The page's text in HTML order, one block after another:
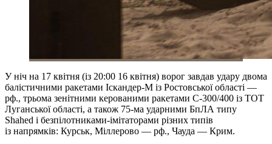
У ніч на 17 квітня (із 20:00 16 квітня) ворог завдав удару двома
балістичними ракетами Іскандер-М із Ростовської області —
рф., трьома зенітними керованими ракетами С-300/400 із ТОТ
Луганської області, а також 75-ма ударними БпЛА типу
Shahed і безпілотниками-імітаторами різних типів
із напрямків: Курськ, Міллерово — рф., Чауда — Крим.